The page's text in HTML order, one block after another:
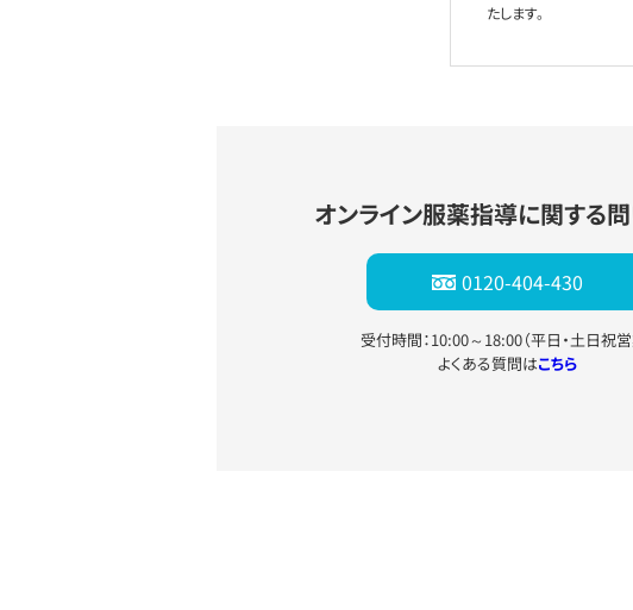
たします。
オンライン服薬指導に関する
0120-404-430
受付時間：10:00～18:00（平日・土日祝営
よくある質問はこちら